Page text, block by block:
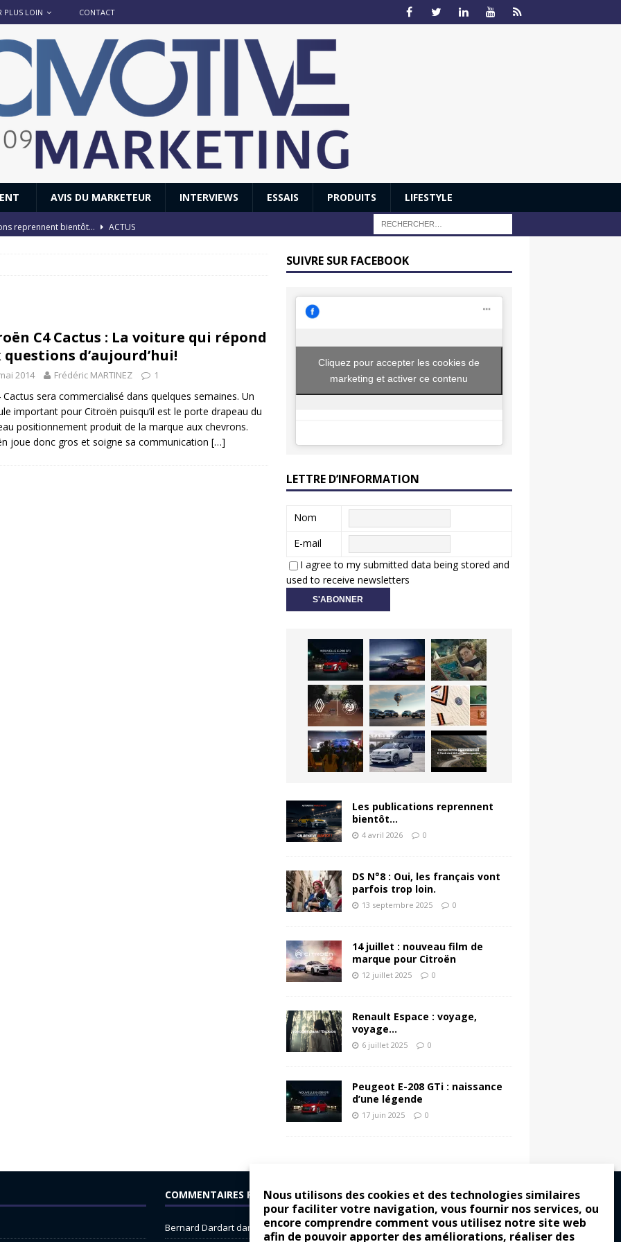
Nous utilisons des cookies et des technologies similaires
pour faciliter votre navigation, vous fournir nos services, ou
encore comprendre comment vous utilisez notre site web
afin de pouvoir apporter des améliorations, réaliser des
PLUS LOIN CONTACT
AVIS DU MARKETEUR INTERVIEWS ESSAIS PRODUITS LIFESTYLE
reprennent bientôt…
ACTUS
: voyage, voyage…
: Honda dévoile un spot publicitaire… confiné! ACTUS
C4 Cactus : La voiture qui répond
questions d’aujourd’hui!
2014 Frédéric MARTINEZ 1
Cactus sera commercialisé dans quelques semaines. Un
important pour Citroën puisqu’il est le porte drapeau du
positionnement produit de la marque aux chevrons.
joue donc gros et soigne sa communication […]
SUIVRE SUR FACEBOOK
Cliquez pour accepter les cookies de
marketing et activer ce contenu
LETTRE D’INFORMATION
Nom
E-mail
I agree to my submitted data being stored and
used to receive newsletters
Les publications reprennent
bientôt…
4 avril 2026 0
DS N°8 : Oui, les français vont
parfois trop loin.
13 septembre 2025 0
14 juillet : nouveau film de
marque pour Citroën
12 juillet 2025 0
Renault Espace : voyage,
voyage…
6 juillet 2025 0
Peugeot E-208 GTi : naissance
d’une légende
17 juin 2025 0
COMMENTAIRES RÉCENTS
Bernard Dardartdans Dacia Sandero : pour les gens vrais